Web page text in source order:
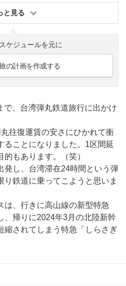
と見る
ケジュールを元に
の計画を作成する
、台湾弾丸鉄道旅行に出かけ
往復運賃の安さにひかれて衝
ることになりました。1区間延
もあります。（笑）
し、台湾滞在24時間という弾
り鉄道に乗ってこようと思いま
、行きに高山線の新型特急
、帰りに2024年3月の北陸新幹
縮されてしまう特急「しらさぎ